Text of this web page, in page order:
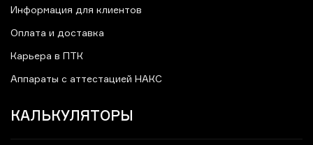
Информация для клиентов
Оплата и доставка
Карьера в ПТК
Аппараты с аттестацией НАКС
КАЛЬКУЛЯТОРЫ